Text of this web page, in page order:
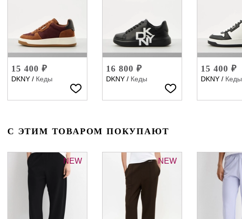
15 400 ₽
DKNY / Кеды
16 800 ₽
DKNY / Кеды
15 400 ₽
DKNY / Кеды
С ЭТИМ ТОВАРОМ ПОКУПАЮТ
NEW NEW